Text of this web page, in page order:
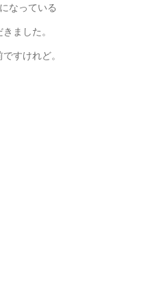
なっている
ました。
すけれど。